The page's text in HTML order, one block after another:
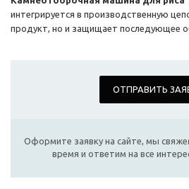
интегрируется в производственную
продукт, но и защищает последующее
ОТПРАВИТЬ
Оформите заявку на сайте, мы
время и ответим на все